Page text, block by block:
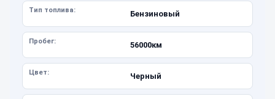
Тип топлива: Бензиновый
Пробег: 56000км
Цвет: Черный